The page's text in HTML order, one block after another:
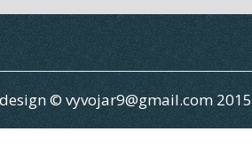
© vyvojar9@gmail.com 2015